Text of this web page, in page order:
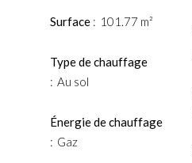
Surface 101.77 m²
Type de chauffage
Au sol
Énergie de chauffage
Gaz